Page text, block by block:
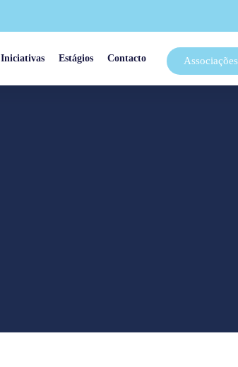
Iniciativas Estágios Contacto Associações